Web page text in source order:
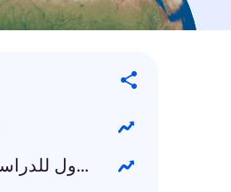
الموقع الاول للدراسة في الجزائر